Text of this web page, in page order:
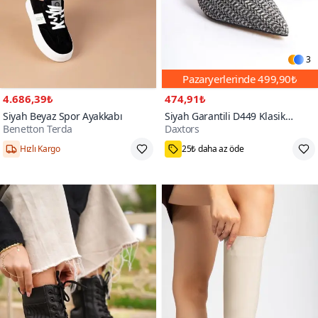
4.686,39₺
Siyah Beyaz Spor Ayakkabı
Benetton Terda
Hızlı Kargo
3
Pazaryerlerinde499,90₺
474,91₺
Siyah Garantili D449 Klasik
Topuklu Ayakkabı
Daxtors
1000+
25₺ daha az öde